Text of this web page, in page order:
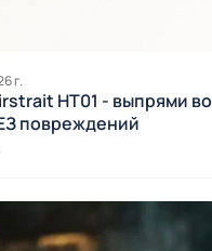
г.
HT01 - выпрями
повреждений